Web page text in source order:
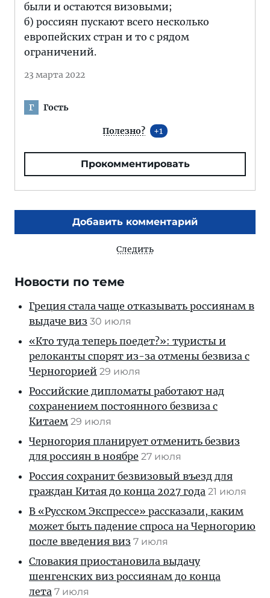
были и остаются визовыми;
б) россиян пускают всего несколько
европейских стран и то с рядом
ограничений.
23 марта 2022
Г Гость
Полезно? 1
Прокомментировать
Добавить комментарий
Следить
Новости по теме
Греция стала чаще отказывать россиянам в
выдаче виз 30 июля
«Кто туда теперь поедет?»: туристы и
релоканты спорят из-за отмены безвиза с
Черногорией 29 июля
Российские дипломаты работают над
сохранением постоянного безвиза с
Китаем 29 июля
Черногория планирует отменить безвиз
для россиян в ноябре 27 июля
Россия сохранит безвизовый въезд для
граждан Китая до конца 2027 года 21 июля
В «Русском Экспрессе» рассказали, каким
может быть падение спроса на Черногорию
после введения виз 7 июля
Словакия приостановила выдачу
шенгенских виз россиянам до конца
лета 7 июля